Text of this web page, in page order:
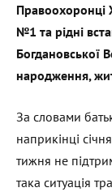
Правоохоронці
№1 та рідні
Богдановської
народження,
За словами
наприкінці
тижня не
така ситуація